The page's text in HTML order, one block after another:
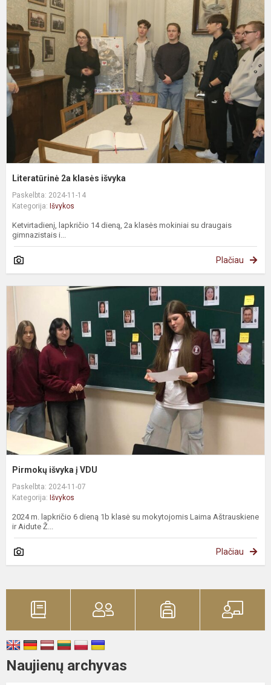
Literatūrinė 2a klasės išvyka
Paskelbta: 2024-11-14
Kategorija: Išvykos
Ketvirtadienį, lapkričio 14 dieną, 2a klasės mokiniai su draugais
gimnazistais i...
Plačiau
Pirmokų išvyka į VDU
Paskelbta: 2024-11-07
Kategorija: Išvykos
2024 m. lapkričio 6 dieną 1b klasė su mokytojomis Laima Aštrauskiene
ir Aidute Ž...
Plačiau
Naujienų archyvas